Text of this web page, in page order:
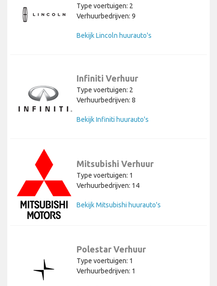
Type voertuigen: 2
Verhuurbedrijven: 9
Bekijk Lincoln huurauto's
Infiniti Verhuur
Type voertuigen: 2
Verhuurbedrijven: 8
Bekijk Infiniti huurauto's
Mitsubishi Verhuur
Type voertuigen: 1
Verhuurbedrijven: 14
Bekijk Mitsubishi huurauto's
Polestar Verhuur
Type voertuigen: 1
Verhuurbedrijven: 1